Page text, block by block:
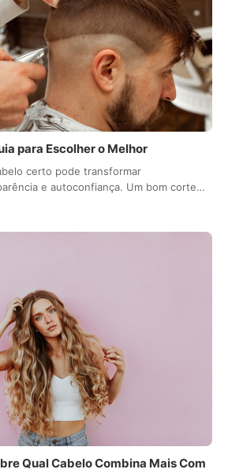
para Escolher o Melhor
certo pode transformar
e autoconfiança. Um bom corte…
Qual Cabelo Combina Mais Com